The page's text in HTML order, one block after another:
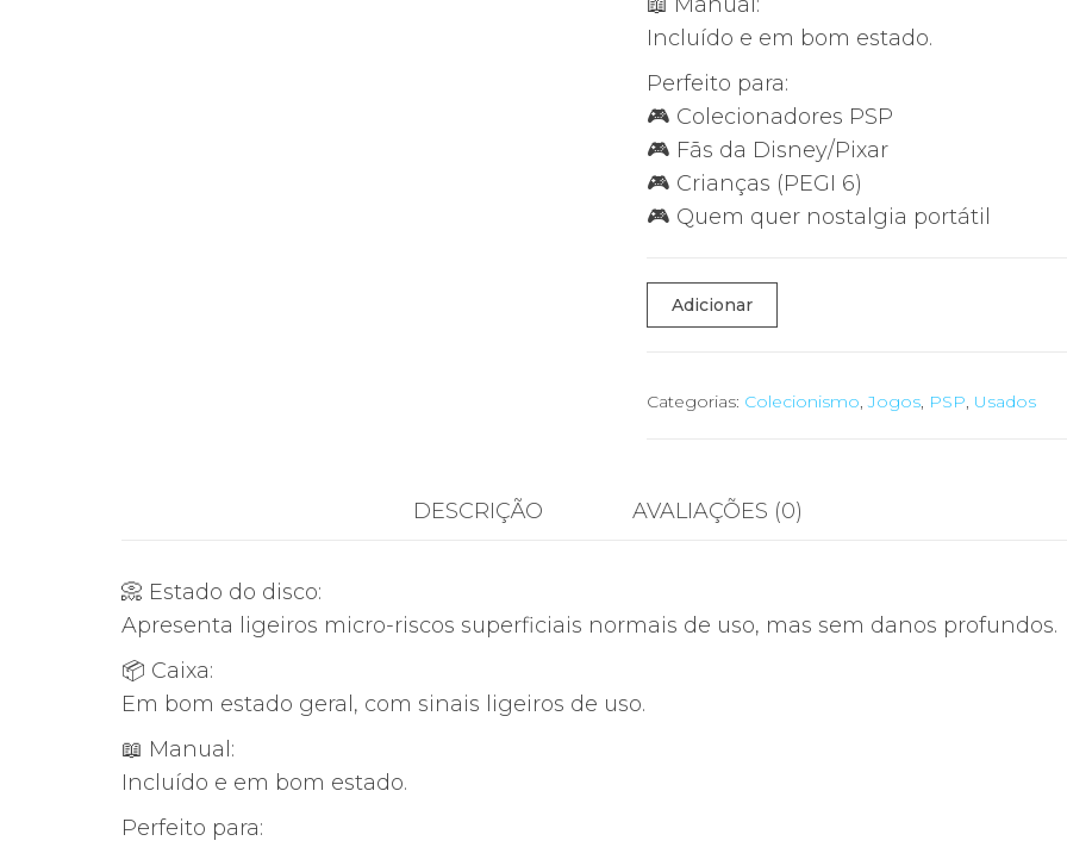
Incluído e em bom estado.
Perfeito para:
🎮 Colecionadores PSP
🎮 Fãs da Disney/Pixar
🎮 Crianças (PEGI 6)
🎮 Quem quer nostalgia portátil
Quantidade
de
Disney/Pixar
3
–
Adicionar
Categorias: Colecionismo,Jogos, PSP, Usados
DESCRIÇÃO AVALIAÇÕES (0)
📀 Estado do disco:
Apresenta ligeiros micro-riscos superficiais normais de uso, mas sem danos profundos.
📦 Caixa:
Em bom estado geral, com sinais ligeiros de uso.
📖 Manual:
Incluído e em bom estado.
Perfeito para: